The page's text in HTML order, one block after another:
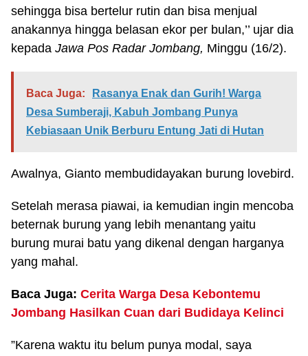
sehingga bisa bertelur rutin dan bisa menjual
anakannya hingga belasan ekor per bulan,’’ ujar dia
kepada Jawa Pos Radar Jombang, Minggu (16/2).
Baca Juga:
Rasanya Enak dan Gurih! Warga
Desa Sumberaji, Kabuh Jombang Punya
Kebiasaan Unik Berburu Entung Jati di Hutan
Awalnya, Gianto membudidayakan burung lovebird.
Setelah merasa piawai, ia kemudian ingin mencoba
beternak burung yang lebih menantang yaitu
burung murai batu yang dikenal dengan harganya
yang mahal.
Baca Juga: Cerita Warga Desa Kebontemu
Jombang Hasilkan Cuan dari Budidaya Kelinci
”Karena waktu itu belum punya modal, saya